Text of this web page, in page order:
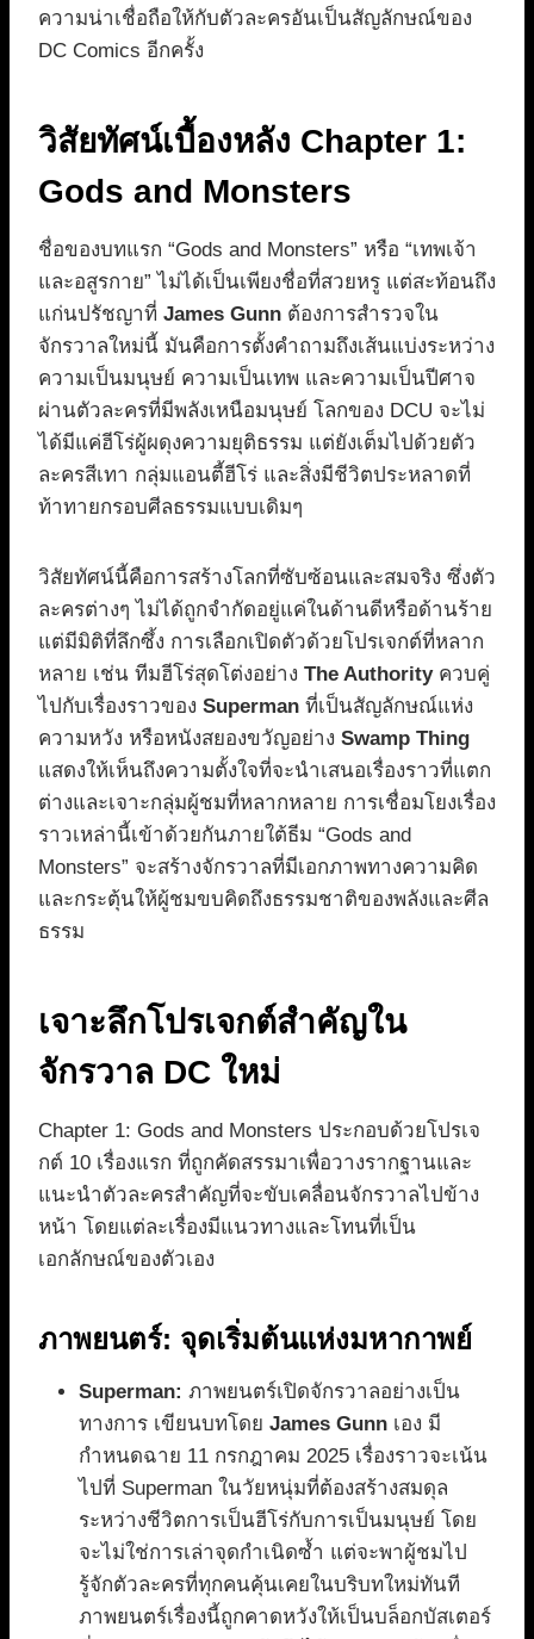
ความน่าเชื่อถือให้กับตัวละครอันเป็นสัญลักษณ์ของ
DC Comics อีกครั้ง
วิสัยทัศน์เบื้องหลัง Chapter 1:
Gods and Monsters
ชื่อของบทแรก “Gods and Monsters” หรือ “เทพเจ้า
และอสูรกาย” ไม่ได้เป็นเพียงชื่อที่สวยหรู แต่สะท้อนถึง
แก่นปรัชญาที่ James Gunn ต้องการสำรวจใน
จักรวาลใหม่นี้ มันคือการตั้งคำถามถึงเส้นแบ่งระหว่าง
ความเป็นมนุษย์ ความเป็นเทพ และความเป็นปีศาจ
ผ่านตัวละครที่มีพลังเหนือมนุษย์ โลกของ DCU จะไม่
ได้มีแค่ฮีโร่ผู้ผดุงความยุติธรรม แต่ยังเต็มไปด้วยตัว
ละครสีเทา กลุ่มแอนตี้ฮีโร่ และสิ่งมีชีวิตประหลาดที่
ท้าทายกรอบศีลธรรมแบบเดิมๆ
วิสัยทัศน์นี้คือการสร้างโลกที่ซับซ้อนและสมจริง ซึ่งตัว
ละครต่างๆ ไม่ได้ถูกจำกัดอยู่แค่ในด้านดีหรือด้านร้าย
แต่มีมิติที่ลึกซึ้ง การเลือกเปิดตัวด้วยโปรเจกต์ที่หลาก
หลาย เช่น ทีมฮีโร่สุดโต่งอย่าง The Authorityควบคู่
ไปกับเรื่องราวของ Superman ที่เป็นสัญลักษณ์แห่ง
ความหวัง หรือหนังสยองขวัญอย่าง Swamp Thing
แสดงให้เห็นถึงความตั้งใจที่จะนำเสนอเรื่องราวที่แตก
ต่างและเจาะกลุ่มผู้ชมที่หลากหลาย การเชื่อมโยงเรื่อง
ราวเหล่านี้เข้าด้วยกันภายใต้ธีม “Gods and
Monsters” จะสร้างจักรวาลที่มีเอกภาพทางความคิด
และกระตุ้นให้ผู้ชมขบคิดถึงธรรมชาติของพลังและศีล
ธรรม
เจาะลึกโปรเจกต์สำคัญใน
จักรวาล DC ใหม่
Chapter 1: Gods and Monsters ประกอบด้วยโปรเจ
กต์ 10 เรื่องแรก ที่ถูกคัดสรรมาเพื่อวางรากฐานและ
แนะนำตัวละครสำคัญที่จะขับเคลื่อนจักรวาลไปข้าง
หน้า โดยแต่ละเรื่องมีแนวทางและโทนที่เป็น
เอกลักษณ์ของตัวเอง
ภาพยนตร์: จุดเริ่มต้นแห่งมหากาพย์
Superman: ภาพยนตร์เปิดจักรวาลอย่างเป็น
ทางการ เขียนบทโดย James Gunn เอง มี
กำหนดฉาย 11 กรกฎาคม 2025 เรื่องราวจะเน้น
ไปที่ Superman ในวัยหนุ่มที่ต้องสร้างสมดุล
ระหว่างชีวิตการเป็นฮีโร่กับการเป็นมนุษย์ โดย
จะไม่ใช่การเล่าจุดกำเนิดซ้ำ แต่จะพาผู้ชมไป
รู้จักตัวละครที่ทุกคนคุ้นเคยในบริบทใหม่ทันที
ภาพยนตร์เรื่องนี้ถูกคาดหวังให้เป็นบล็อกบัสเตอร์